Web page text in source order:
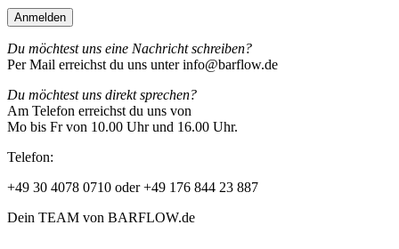
Du möchtest uns eine Nachricht schreiben?
Per Mail erreichst du uns unter info@barflow.de
Du möchtest uns direkt sprechen?
Am Telefon erreichst du uns von
Mo bis Fr von 10.00 Uhr und 16.00 Uhr.
Telefon:
+49 30 4078 0710 oder +49 176 844 23 887
Dein TEAM von BARFLOW.de